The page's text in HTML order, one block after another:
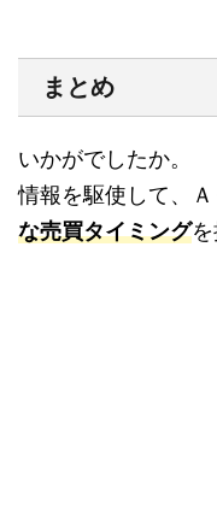
まとめ
いかがでしたか。
情報を駆使して、
な売買タイミングを